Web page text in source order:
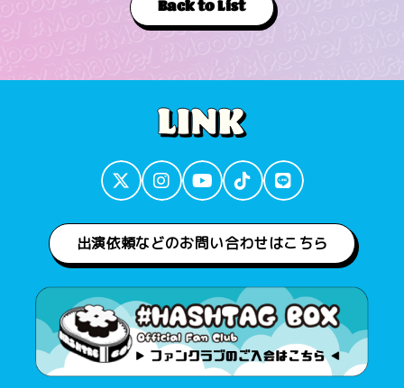
Back to List
出演依頼などのお問い合わせはこちら